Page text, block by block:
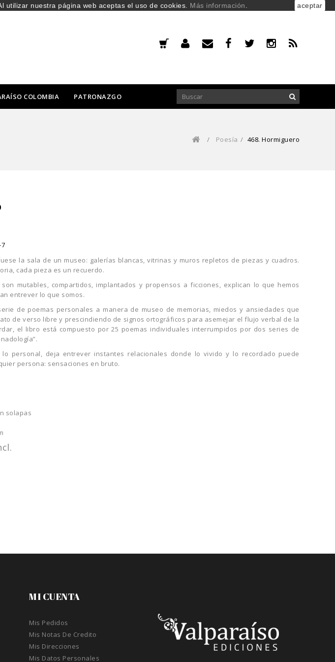
COLOMBIA PATRONAZGO
/ Poesía / 468. Hormiguero
la sala de un museo: galerías blancas, vitrinas y muros repletos de piezas y cuadros.
cada pieza es un recuerdo.
mutables, compartidos, implantados y propensos a ficciones, explican lo que hemos
entrever lo que somos.
de poemas personales a manera de museo de memorias, miedos y ansiedades que
de verso libre y prescindiendo de signos ortográficos para asemejar el flujo verbal de la
el libro está compuesto por 25 poemas individuales interrumpidos por dos series de
lo personal, deja entrever instantes relacionales donde lo vivido y lo recordado puede
persona: sensaciones en bruto.
solapas
MI CUENTA
Mis Pedidos
Mis Notas De Credito
Mis Direcciones
Mis Datos Personales
utilizar nuestra página web aceptas el uso de cookies. Más información aceptar